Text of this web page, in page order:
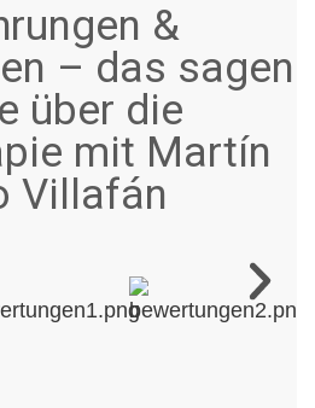
&
– das sagen
über die
mit Martín
Villafán